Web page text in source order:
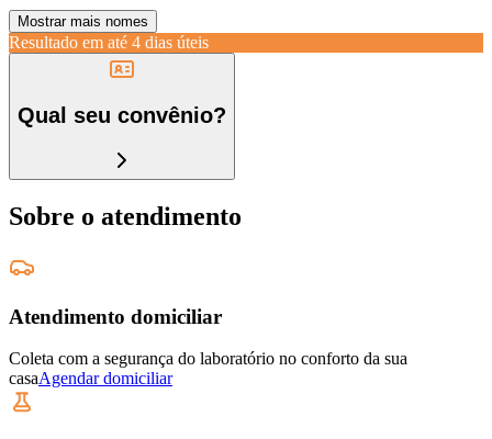
Mostrar mais nomes
Resultado em até 4 dias úteis
Qual seu convênio?
Sobre o atendimento
Atendimento domiciliar
Coleta com a segurança do laboratório no conforto da sua
casaAgendar domiciliar